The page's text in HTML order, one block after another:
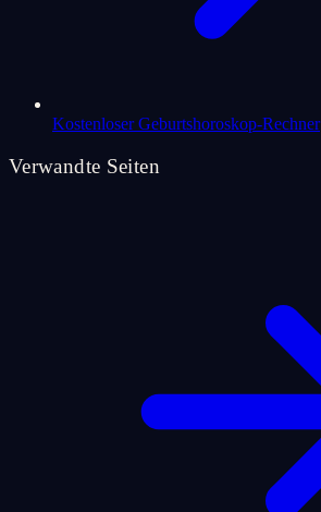
Kostenloser Geburtshoroskop-Rechner
Verwandte Seiten